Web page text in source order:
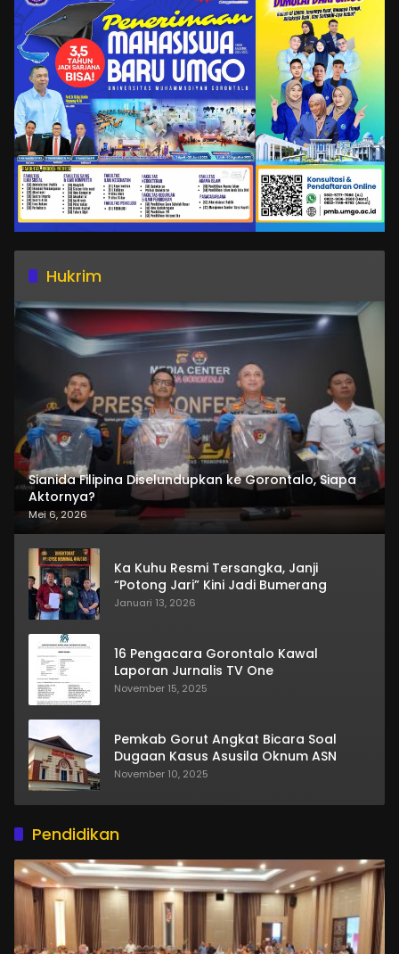
Hukrim
Sianida Filipina Diselundupkan ke Gorontalo, Siapa
Aktornya?
Mei 6, 2026
Ka Kuhu Resmi Tersangka, Janji
“Potong Jari” Kini Jadi Bumerang
Januari 13, 2026
16 Pengacara Gorontalo Kawal
Laporan Jurnalis TV One
November 15, 2025
Pemkab Gorut Angkat Bicara Soal
Dugaan Kasus Asusila Oknum ASN
November 10, 2025
Pendidikan